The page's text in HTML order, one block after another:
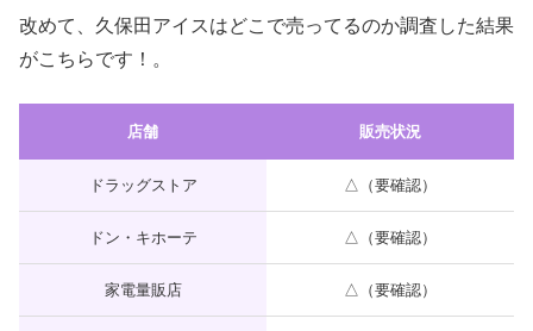
改めて、久保田アイスはどこで売ってるのか調査した結果
がこちらです！。
店舗 販売状況
ドラッグストア △（要確認）
ドン・キホーテ △（要確認）
家電量販店 △（要確認）